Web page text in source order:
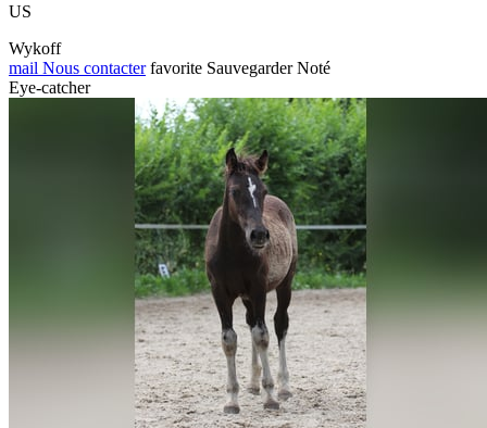
US
Wykoff
mail Nous contacter favorite Sauvegarder Noté
Eye-catcher